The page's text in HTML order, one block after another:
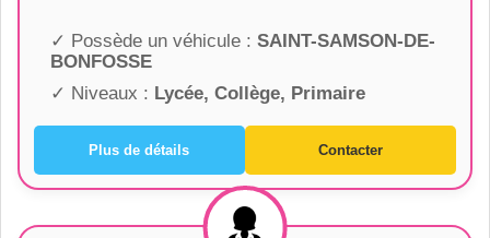
✓ Possède un véhicule : SAINT-SAMSON-DE-
BONFOSSE
✓ Niveaux : Lycée, Collège, Primaire
Plus de détails Contacter